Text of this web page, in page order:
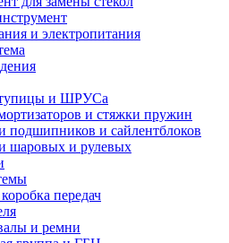
и электропитания
и ШРУСа
и стяжки пружин
подшипников и сайлентблоков
шаровых и рулевых
передач
и ремни